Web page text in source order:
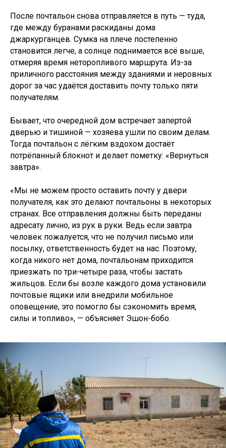
После почтальон снова отправляется в путь — туда,
где между буранами раскиданы дома
джаркурганцев. Сумка на плече постепенно
становится легче, а солнце поднимается всё выше,
отмеряя время неторопливого маршрута. Из-за
приличного расстояния между зданиями и неровных
дорог за час удаётся доставить почту только пяти
получателям.
Бывает, что очередной дом встречает запертой
дверью и тишиной — хозяева ушли по своим делам.
Тогда почтальон с лёгким вздохом достаёт
потрёпанный блокнот и делает пометку: «Вернуться
завтра».
«Мы не можем просто оставить почту у двери
получателя, как это делают почтальоны в некоторых
странах. Все отправления должны быть переданы
адресату лично, из рук в руки. Ведь если завтра
человек пожалуется, что не получил письмо или
посылку, ответственность будет на нас. Поэтому,
когда никого нет дома, почтальонам приходится
приезжать по три-четыре раза, чтобы застать
жильцов. Если бы возле каждого дома установили
почтовые ящики или внедрили мобильное
оповещение, это помогло бы сэкономить время,
силы и топливо», — объясняет Эшон-бобо.